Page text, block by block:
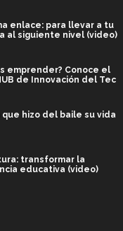
enlace: para llevar a tu
al siguiente nivel (video)
emprender? Conoce el
de Innovación del Tec
que hizo del baile su vida
transformar la
educativa (video)